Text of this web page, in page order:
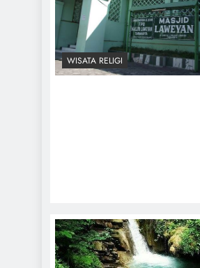
WISATA RELIGI